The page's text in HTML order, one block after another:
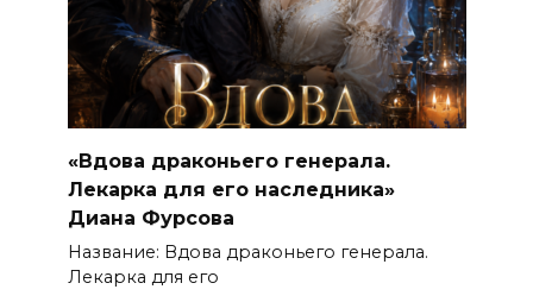
«Вдова драконьего генерала.
Лекарка для его наследника»
Диана Фурсова
Название: Вдова драконьего генерала.
Лекарка для его